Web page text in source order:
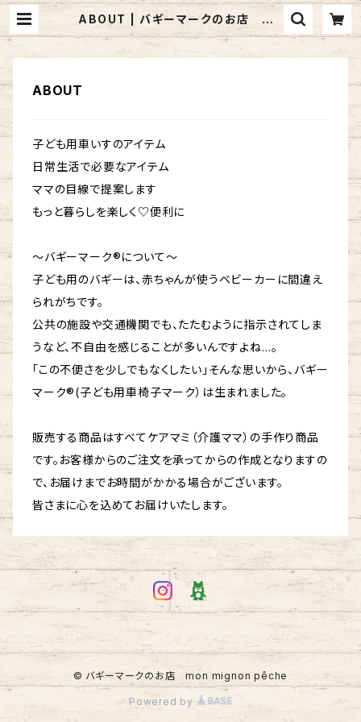
ABOUT | バギーマークのお店 mo
n mignon pêche
ABOUT
子ども用車いすのアイテム
日常生活で必要なアイテム
ママの目線で提案します
もっと暮らしを楽しく♡便利に
～バギーマーク®について～
子ども用のバギーは、赤ちゃんが使うベビーカーに間違え
られがちです。
公共の施設や交通機関でも、たたむように指示されてしま
うなど、不自由を感じることが多いんですよね…。
「この不便さを少しでもなくしたい」そんな思いから、バギー
マーク®(子ども用車椅子マーク）は生まれました。
販売する商品はすべてケアマミ（介護ママ）の手作り商品
です。お客様からのご注文を承ってからの作成となりますの
で、お届けまでお時間がかかる場合がございます。
皆さまに心を込めてお届けいたします。
© バギーマークのお店 mon mignon pêche
Powered by